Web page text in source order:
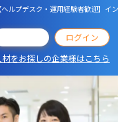
ルプデスク・運用経験者歓迎】
ログイン
材をお探しの企業様はこちら